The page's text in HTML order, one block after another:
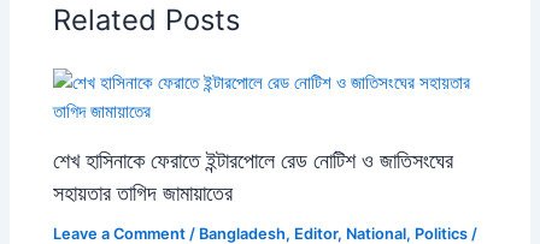
Related Posts
শেখ হাসিনাকে ফেরাতে ইন্টারপোলে রেড নোটিশ ও জাতিসংঘের
সহায়তার তাগিদ জামায়াতের
Leave a Comment / Bangladesh, Editor, National, Politics /